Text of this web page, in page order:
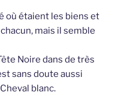
où étaient les biens et
mais il semble
Noire dans de très
sans doute aussi
blanc.